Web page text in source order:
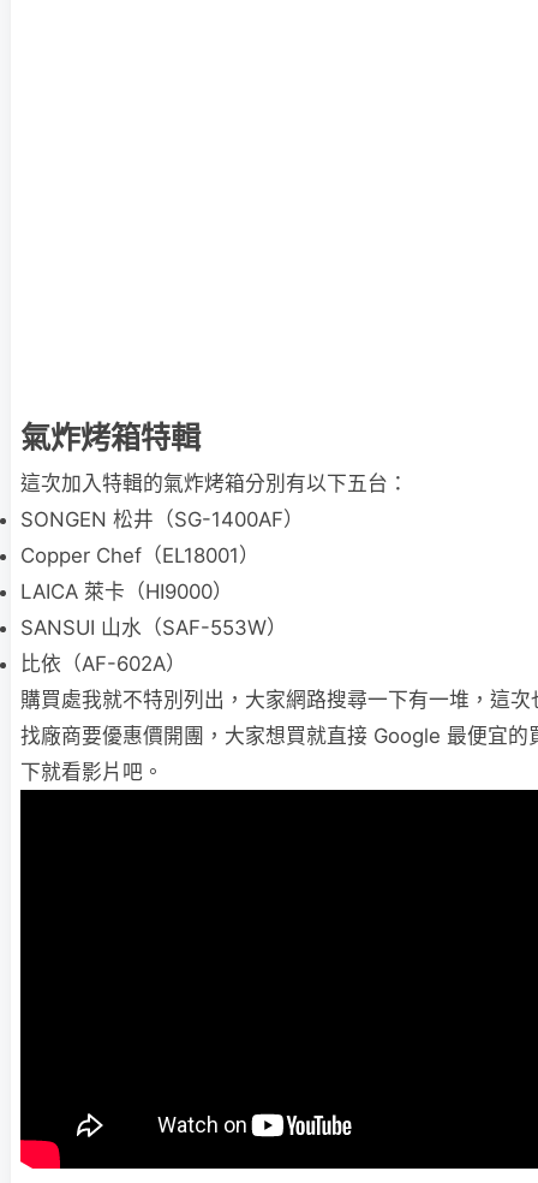
氣炸烤箱特輯
這次加入特輯的氣炸烤箱分別有以下五台：
SONGEN 松井（SG-1400AF）
Copper Chef（EL18001）
LAICA 萊卡（HI9000）
SANSUI 山水（SAF-553W）
比依（AF-602A）
購買處我就不特別列出，大家網路搜尋一下有一堆，這
找廠商要優惠價開團，大家想買就直接 Google 最便宜的
下就看影片吧。